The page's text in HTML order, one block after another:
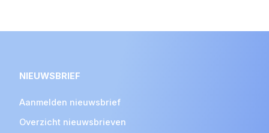
NIEUWSBRIEF
Aanmelden nieuwsbrief
Overzicht nieuwsbrieven